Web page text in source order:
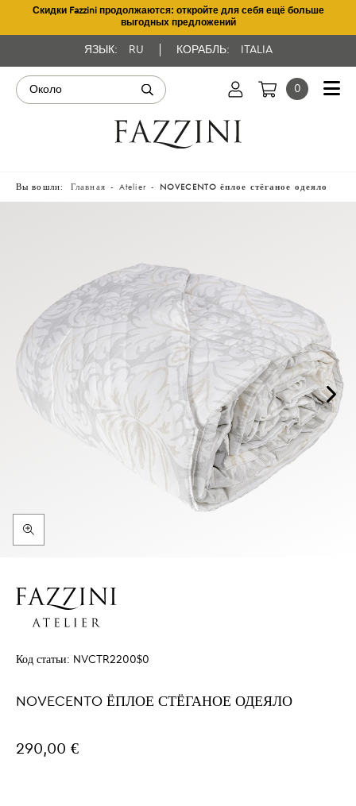
Скидки Fazzini продолжаются: откройте для себя ещё больше
выгодных предложений
ЯЗЫК: RU КОРАБЛЬ: ITALIA
0
Вы вошли: Главная Atelier NOVECENTO ёплое стёганое одеяло
Код статьи: NVCTR2200$0
NOVECENTO ЁПЛОЕ СТЁГАНОЕ ОДЕЯЛО
290,00 €